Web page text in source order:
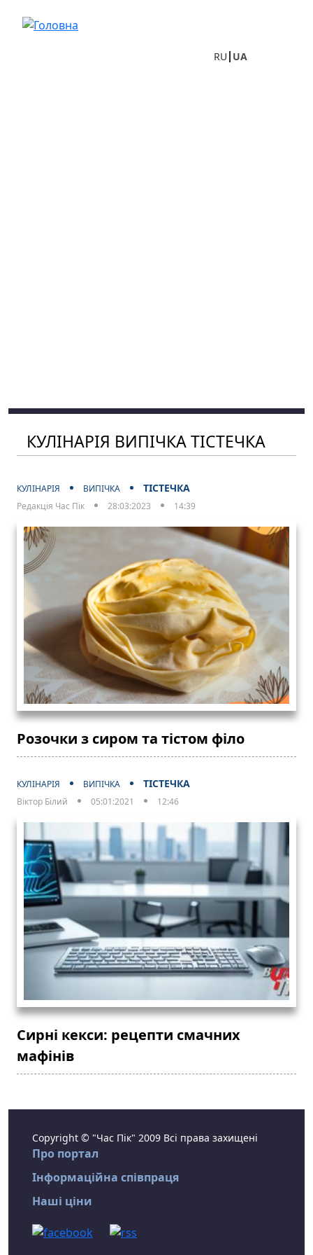
RU UA
КУЛІНАРІЯ ВИПІЧКА ТІСТЕЧКА
КУЛІНАРІЯ ВИПІЧКА ТІСТЕЧКА
Редакція Час Пік 28:03:2023 14:39
Розочки з сиром та тістом філо
КУЛІНАРІЯ ВИПІЧКА ТІСТЕЧКА
Віктор Білий 05:01:2021 12:46
Сирні кекси: рецепти смачних
мафінів
Copyright © "Час Пік" 2009 Всі права захищені
Про портал
Інформаційна співпраця
Наші ціни